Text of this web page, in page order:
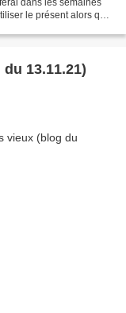
dans les semaines
le présent alors que
13.11.21)